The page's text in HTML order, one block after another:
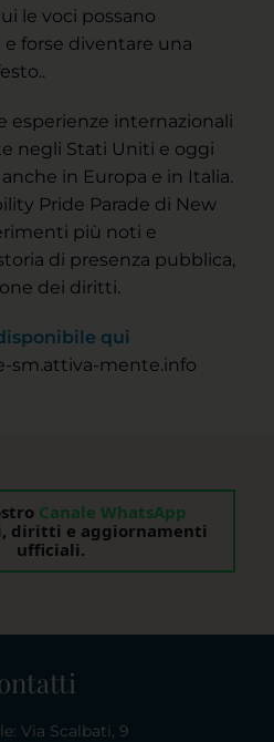
le voci possano
forse diventare una
esperienze internazionali
negli Stati Uniti e oggi
in Europa e in Italia.
Pride Parade di New
più noti e
di presenza pubblica,
dei diritti.
qui
sm.attiva-mente.info
Canale WhatsApp
diritti e aggiornamenti
ufficiali.
Via Scalbati, 9